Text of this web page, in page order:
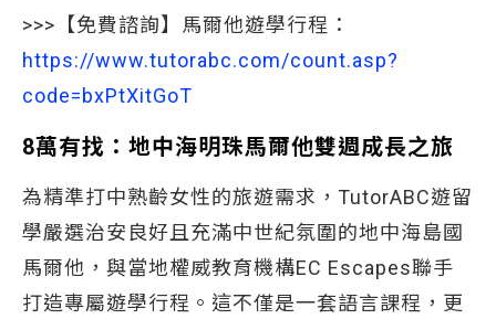
>>>【免費諮詢】馬爾他遊學行程：
https://www.tutorabc.com/count.asp?
code=bxPtXitGoT
8萬有找：地中海明珠馬爾他雙週成長之旅
為精準打中熟齡女性的旅遊需求，TutorABC遊留
學嚴選治安良好且充滿中世紀氛圍的地中海島國
馬爾他，與當地權威教育機構EC Escapes聯手
打造專屬遊學行程。這不僅是一套語言課程，更